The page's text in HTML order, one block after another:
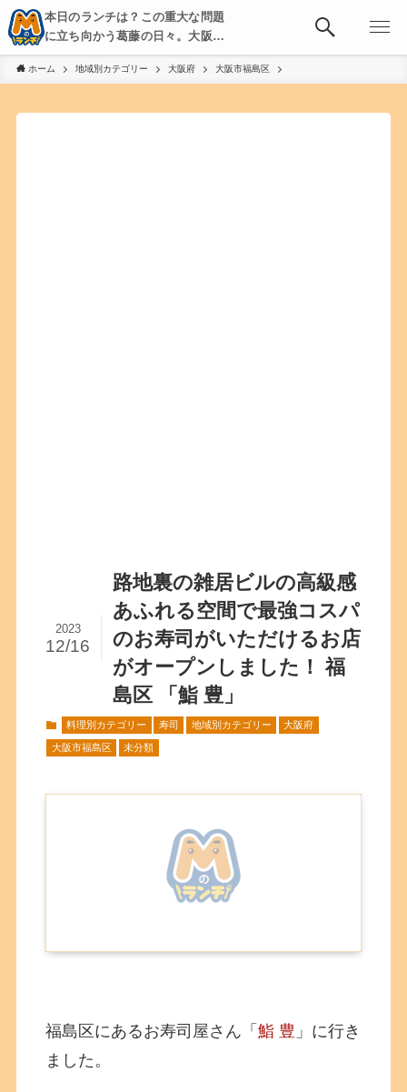
本日のランチは？この重大な問題
に立ち向かう葛藤の日々。大阪・
京都・神戸を中心とした食べ歩
き、飲み歩きを綴る。
ホーム 地域別カテゴリー 大阪府 大阪市福島区
路地裏の雑居ビルの高級感
あふれる空間で最強コスパ
のお寿司がいただけるお店
がオープンしました！ 福
島区 「鮨 豊」
2023
12/16
料理別カテゴリー 寿司 地域別カテゴリー 大阪府
大阪市福島区 未分類
福島区にあるお寿司屋さん「鮨 豊 」に行き
ました。